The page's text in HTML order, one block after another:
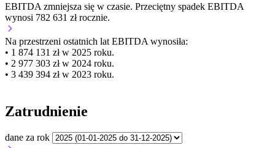
EBITDA zmniejsza się w czasie. Przeciętny spadek EBITDA
wynosi 782 631 zł rocznie.
Na przestrzeni ostatnich lat EBITDA wynosiła:
• 1 874 131 zł w 2025 roku.
• 2 977 303 zł w 2024 roku.
• 3 439 394 zł w 2023 roku.
Zatrudnienie
dane za rok